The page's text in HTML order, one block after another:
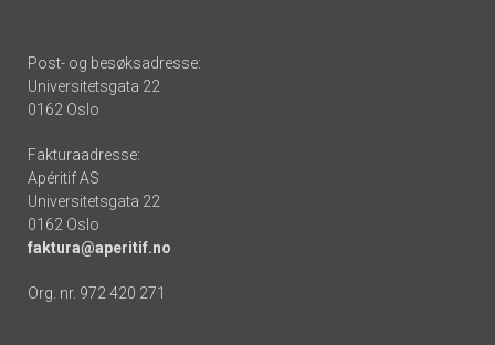
Post- og besøksadresse:
Universitetsgata 22
0162 Oslo
Fakturaadresse:
Apéritif AS
Universitetsgata 22
0162 Oslo
faktura@aperitif.no
Org. nr. 972 420 271